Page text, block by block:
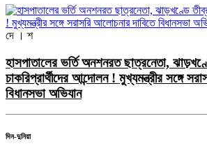
দে । শ
হাসপাতালের ভর্তি অনশনরত ছাত্রনেতা,
চাকরিপ্রার্থীদের আন্দোলন ! মুখ্যমন্ত্রীর সঙ্গে
বিধানসভা অভিযান
দিন-দুনিয়া